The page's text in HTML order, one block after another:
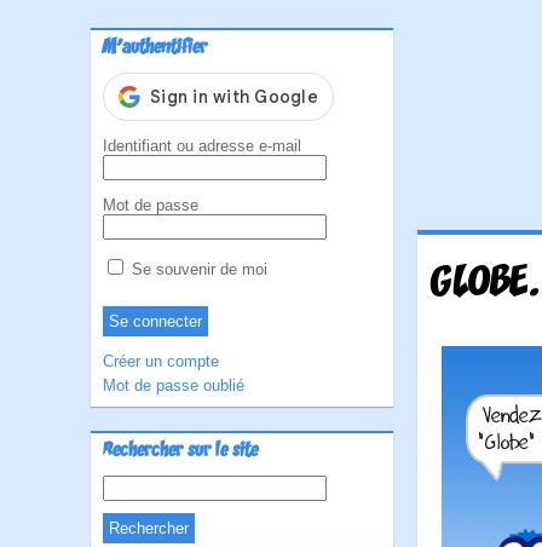
M'authentifier
Identifiant ou adresse e-mail
Mot de passe
Se souvenir de moi
Créer un compte
Mot de passe oublié
Rechercher sur le site